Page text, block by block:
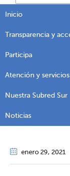
Inicio
Transparencia y
Participa
Atención y
Nuestra Subred Sur
Noticias
enero 29, 2021